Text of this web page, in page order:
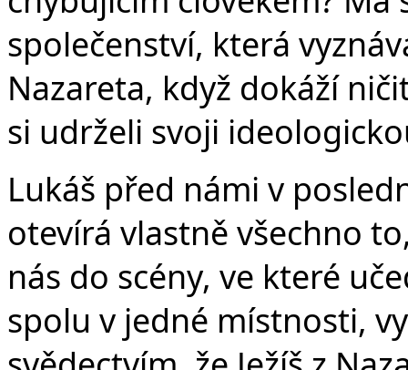
společenství, která
Nazareta, když dokáží
si udrželi svoji
Lukáš před námi v
otevírá vlastně všechno
nás do scény, ve které
spolu v jedné místnosti,